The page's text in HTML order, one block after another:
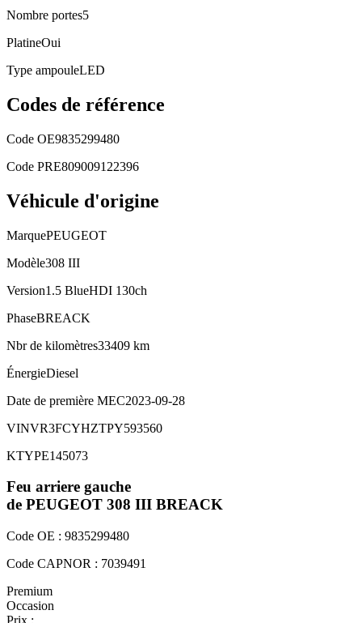
Nombre portes5
PlatineOui
Type ampouleLED
Codes de référence
Code OE9835299480
Code PRE809009122396
Véhicule d'origine
MarquePEUGEOT
Modèle308 III
Version1.5 BlueHDI 130ch
PhaseBREACK
Nbr de kilomètres33409 km
ÉnergieDiesel
Date de première MEC2023-09-28
VINVR3FCYHZTPY593560
KTYPE145073
Feu arriere gauche
de PEUGEOT 308 III BREACK
Code OE : 9835299480
Code CAPNOR : 7039491
Premium
Occasion
Prix :